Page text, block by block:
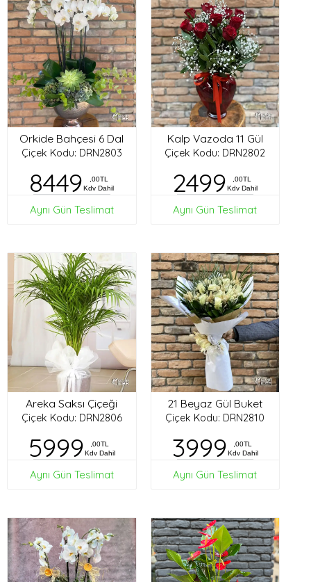
Orkide Bahçesi 6 Dal
Çiçek Kodu: DRN2803
8449
,00TL
Kdv Dahil
Aynı Gün Teslimat
Kalp Vazoda 11 Gül
Çiçek Kodu: DRN2802
2499
,00TL
Kdv Dahil
Aynı Gün Teslimat
Areka Saksı Çiçeği
Çiçek Kodu: DRN2806
5999
,00TL
Kdv Dahil
Aynı Gün Teslimat
21 Beyaz Gül Buket
Çiçek Kodu: DRN2810
3999
,00TL
Kdv Dahil
Aynı Gün Teslimat